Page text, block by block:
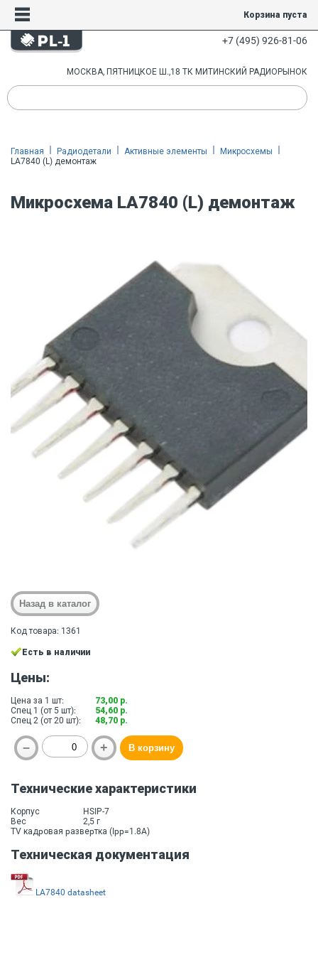
Корзина пуста
+7 (495) 926-81-06
МОСКВА, ПЯТНИЦКОЕ Ш.,18 ТК МИТИНСКИЙ РАДИОРЫНОК
Главная Радиодетали Активные элементы
Микросхемы
LA7840 (L) демонтаж
Микросхема LA7840 (L) демонтаж
Код товара: 1361
Есть в наличии
Цены:
Цена за 1 шт:
73,00 р.
Спец 1 (от 5 шт):
54,60 р.
Спец 2 (от 20 шт):
48,70 р.
Технические характеристики
Корпус
HSIP-7
Вес
2,5 г
TV кадpовая pазвеpтка (Ipp=1.8A)
Техническая документация
LA7840 datasheet